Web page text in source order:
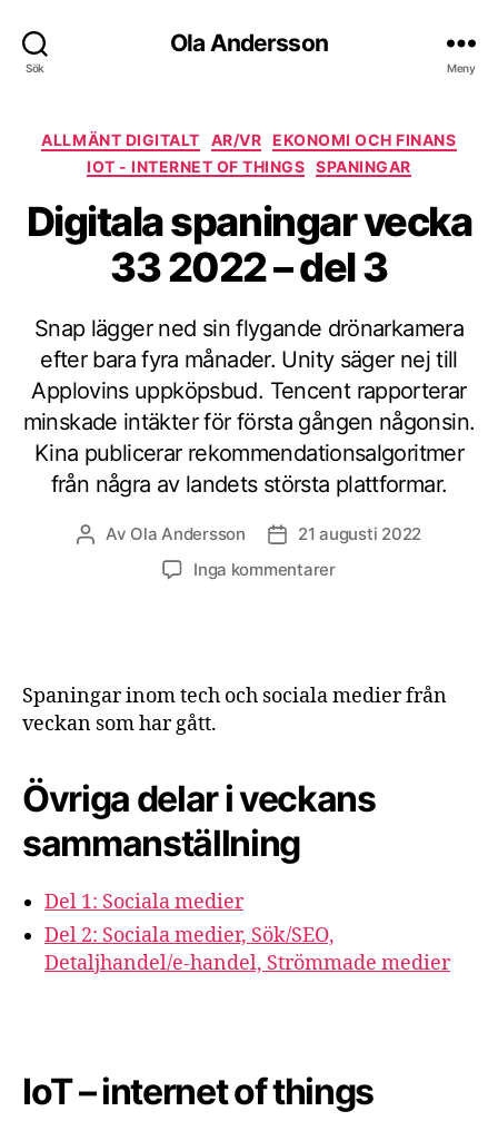
Sök
Ola Andersson
Meny
Kategorier
ALLMÄNT DIGITALT AR/VR
EKONOMI OCH FINANS
IOT - INTERNET OF THINGS
SPANINGAR
Digitala spaningar vecka
33 2022 – del 3
Snap lägger ned sin flygande drönarkamera
efter bara fyra månader. Unity säger nej till
Applovins uppköpsbud. Tencent rapporterar
minskade intäkter för första gången någonsin.
Kina publicerar rekommendationsalgoritmer
från några av landets största plattformar.
Inläggsförfattare
Av Ola Andersson Inläggsdatum
21 augusti 2022
Inga kommentarertill
2022
Spaningar inom tech och sociala medier från
veckan som har gått.
Övriga delar i veckans
sammanställning
Del 1: Sociala medier
Del 2: Sociala medier, Sök/SEO,
Detaljhandel/e-handel, Strömmade medier
IoT – internet of things